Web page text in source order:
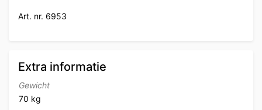
Art. nr. 6953
Extra informatie
Gewicht
70 kg